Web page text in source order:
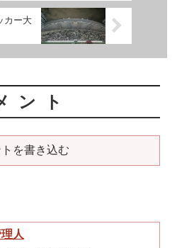
カー大
ント
を書き込む
人